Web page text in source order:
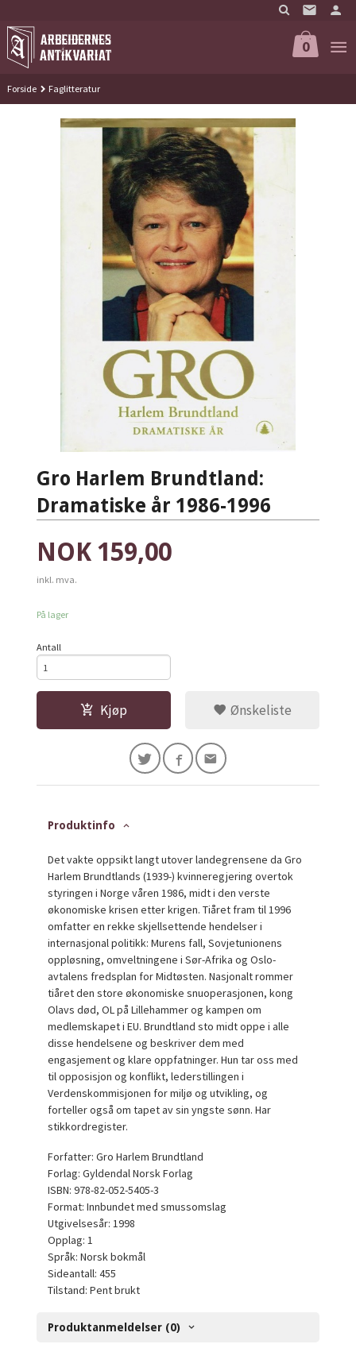
til
innholdet
0
Forside Faglitteratur
Gro Harlem Brundtland:
Dramatiske år 1986-1996
Pris
NOK 159,00
inkl. mva.
På lager
Antall
Kjøp Ønskeliste
Produktinfo
Det vakte oppsikt langt utover landegrensene da Gro
Harlem Brundtlands (1939-) kvinneregjering overtok
styringen i Norge våren 1986, midt i den verste
økonomiske krisen etter krigen. Tiåret fram til 1996
omfatter en rekke skjellsettende hendelser i
internasjonal politikk: Murens fall, Sovjetunionens
oppløsning, omveltningene i Sør-Afrika og Oslo-
avtalens fredsplan for Midtøsten. Nasjonalt rommer
tiåret den store økonomiske snuoperasjonen, kong
Olavs død, OL på Lillehammer og kampen om
medlemskapet i EU. Brundtland sto midt oppe i alle
disse hendelsene og beskriver dem med
engasjement og klare oppfatninger. Hun tar oss med
til opposisjon og konflikt, lederstillingen i
Verdenskommisjonen for miljø og utvikling, og
forteller også om tapet av sin yngste sønn. Har
stikkordregister.
Forfatter: Gro Harlem Brundtland
Forlag: Gyldendal Norsk Forlag
ISBN: 978-82-052-5405-3
Format: Innbundet med smussomslag
Utgivelsesår: 1998
Opplag: 1
Språk: Norsk bokmål
Sideantall: 455
Tilstand: Pent brukt
Produktanmeldelser (0)